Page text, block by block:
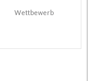
Wettbewerb